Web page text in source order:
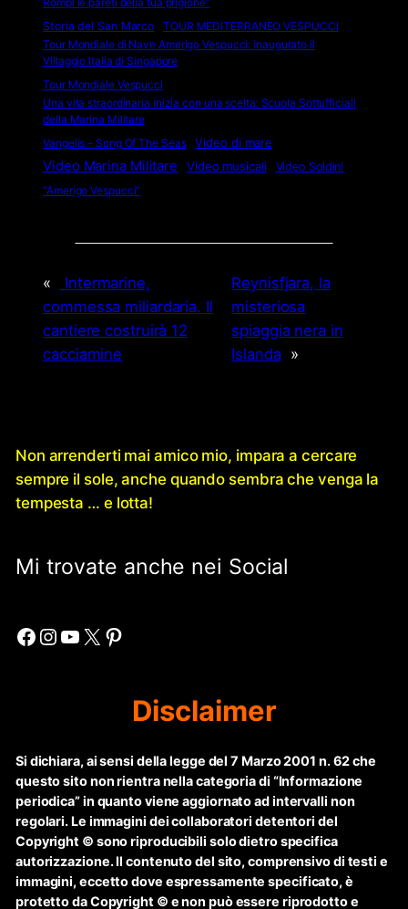
Storia del San Marco
TOUR MEDITERRANEO VESPUCCI
Tour Mondiale di Nave Amerigo Vespucci: inaugurato il
Villaggio Italia di Singapore
Tour Mondiale Vespucci
Una vita straordinaria inizia con una scelta: Scuola Sottufficiali
della Marina Militare
Vangelis – Song Of The Seas
Video di mare
Video Marina Militare Video musicali
Video Soldini
“Amerigo Vespucci”
«
Intermarine,
commessa miliardaria. Il
cantiere costruirà 12
cacciamine
Reynisfjara, la
misteriosa
spiaggia nera in
Islanda »
Non arrenderti mai amico mio, impara a cercare
sempre il sole, anche quando sembra che venga la
tempesta … e lotta!
Mi trovate anche nei Social
Facebook Instagram YouTube X Pinterest
Disclaimer
Si dichiara, ai sensi della legge del 7 Marzo 2001 n. 62 che
questo sito non rientra nella categoria di “Informazione
periodica” in quanto viene aggiornato ad intervalli non
regolari. Le immagini dei collaboratori detentori del
Copyright © sono riproducibili solo dietro specifica
autorizzazione. Il contenuto del sito, comprensivo di testi e
immagini, eccetto dove espressamente specificato, è
protetto da Copyright © e non può essere riprodotto e